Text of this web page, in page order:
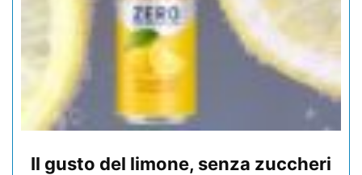
Il gusto del limone, senza zuccheri